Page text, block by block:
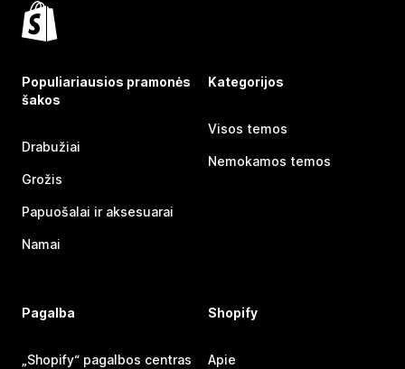
Populiariausios pramonės
šakos
Drabužiai
Grožis
Papuošalai ir aksesuarai
Namai
Kategorijos
Visos temos
Nemokamos temos
Pagalba
„Shopify“ pagalbos centras
Shopify
Apie